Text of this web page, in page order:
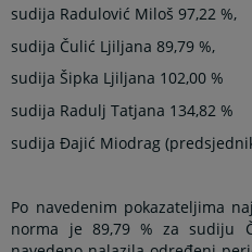
sudija Radulović Miloš 97,22 %,
sudija Čulić Ljiljana 89,79 %,
sudija Šipka Ljiljana 102,00 %
sudija Radulj Tatjana 134,82 %
sudija Đajić Miodrag
Po navedenim pokazateljima
norma je 89,79 % za sudiju